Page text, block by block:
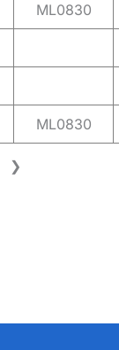
ML0830
ML0830
❯